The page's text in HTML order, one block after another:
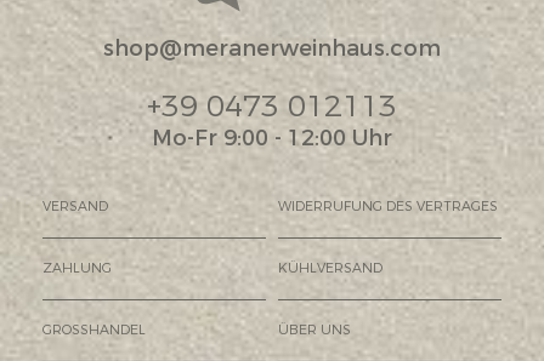
shop@meranerweinhaus.com
+39 0473 012113
Mo-Fr 9:00 - 12:00 Uhr
VERSAND WIDERRUFUNG DES VERTRAGES
ZAHLUNG KÜHLVERSAND
GROSSHANDEL ÜBER UNS